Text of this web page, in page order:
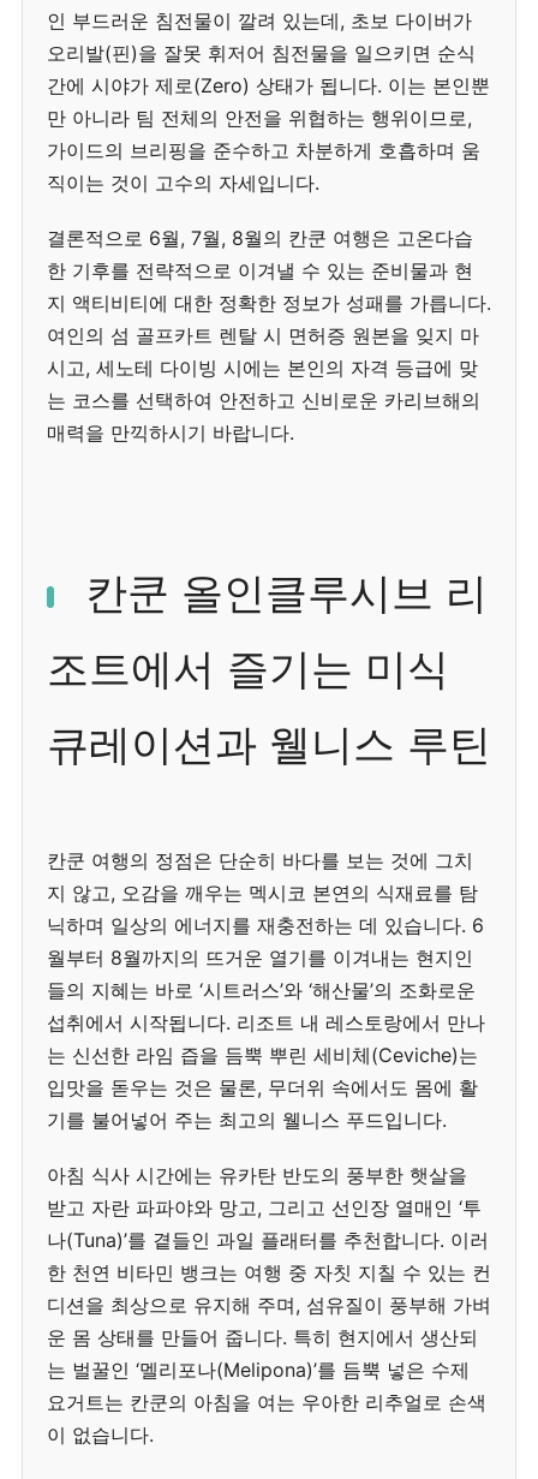
인 부드러운 침전물이 깔려 있는데, 초보 다이버가
오리발(핀)을 잘못 휘저어 침전물을 일으키면 순식
간에 시야가 제로(Zero) 상태가 됩니다. 이는 본인뿐
만 아니라 팀 전체의 안전을 위협하는 행위이므로,
가이드의 브리핑을 준수하고 차분하게 호흡하며 움
직이는 것이 고수의 자세입니다.
결론적으로 6월, 7월, 8월의 칸쿤 여행은 고온다습
한 기후를 전략적으로 이겨낼 수 있는 준비물과 현
지 액티비티에 대한 정확한 정보가 성패를 가릅니다.
여인의 섬 골프카트 렌탈 시 면허증 원본을 잊지 마
시고, 세노테 다이빙 시에는 본인의 자격 등급에 맞
는 코스를 선택하여 안전하고 신비로운 카리브해의
매력을 만끽하시기 바랍니다.
칸쿤 올인클루시브 리
조트에서 즐기는 미식
큐레이션과 웰니스 루틴
칸쿤 여행의 정점은 단순히 바다를 보는 것에 그치
지 않고, 오감을 깨우는 멕시코 본연의 식재료를 탐
닉하며 일상의 에너지를 재충전하는 데 있습니다. 6
월부터 8월까지의 뜨거운 열기를 이겨내는 현지인
들의 지혜는 바로 ‘시트러스’와 ‘해산물’의 조화로운
섭취에서 시작됩니다. 리조트 내 레스토랑에서 만나
는 신선한 라임 즙을 듬뿍 뿌린 세비체(Ceviche)는
입맛을 돋우는 것은 물론, 무더위 속에서도 몸에 활
기를 불어넣어 주는 최고의 웰니스 푸드입니다.
아침 식사 시간에는 유카탄 반도의 풍부한 햇살을
받고 자란 파파야와 망고, 그리고 선인장 열매인 ‘투
나(Tuna)’를 곁들인 과일 플래터를 추천합니다. 이러
한 천연 비타민 뱅크는 여행 중 자칫 지칠 수 있는 컨
디션을 최상으로 유지해 주며, 섬유질이 풍부해 가벼
운 몸 상태를 만들어 줍니다. 특히 현지에서 생산되
는 벌꿀인 ‘멜리포나(Melipona)’를 듬뿍 넣은 수제
요거트는 칸쿤의 아침을 여는 우아한 리추얼로 손색
이 없습니다.